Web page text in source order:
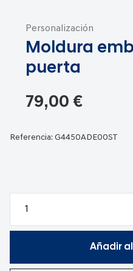
Personalización
Moldura
puerta
79,00 €
Referencia: G4450ADE00ST
Añadir
comienzo
galería
imágenes